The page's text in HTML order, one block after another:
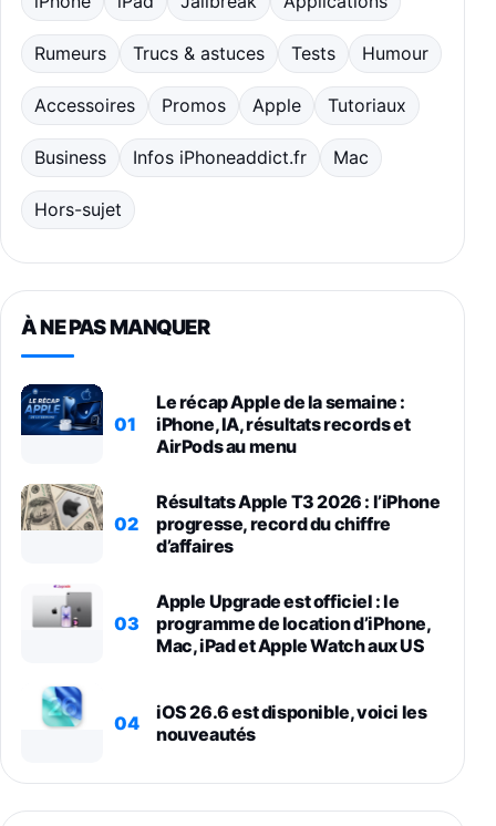
Rumeurs Trucs & astuces Tests Humour
Accessoires Promos Apple Tutoriaux
Business Infos iPhoneaddict.fr Mac
Hors-sujet
À NE PAS MANQUER
01
Le récap Apple de la semaine :
iPhone, IA, résultats records et
AirPods au menu
02
Résultats Apple T3 2026 : l’iPhone
progresse, record du chiffre
d’affaires
03
Apple Upgrade est officiel : le
programme de location d’iPhone,
Mac, iPad et Apple Watch aux US
04
iOS 26.6 est disponible, voici les
nouveautés